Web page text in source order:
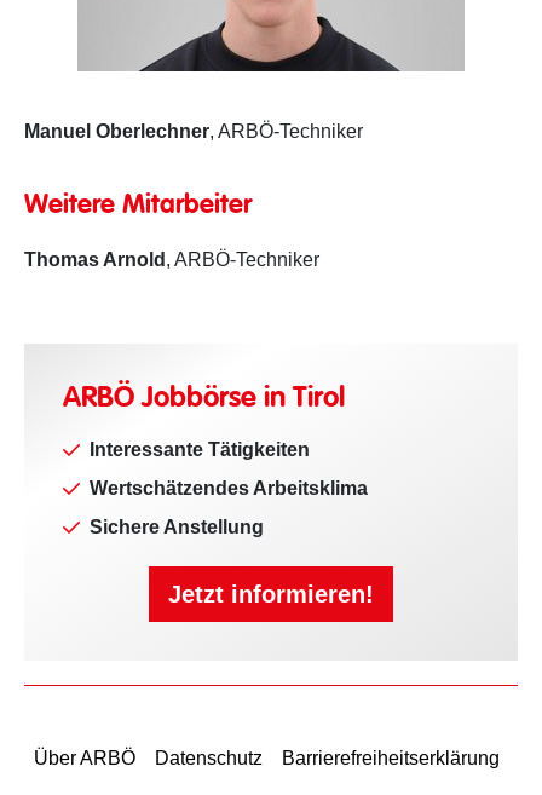
Manuel Oberlechner, ARBÖ-Techniker
Weitere Mitarbeiter
Thomas Arnold , ARBÖ-Techniker
ARBÖ Jobbörse in Tirol
Interessante Tätigkeiten
Wertschätzendes Arbeitsklima
Sichere Anstellung
Jetzt informieren!
Über ARBÖ Datenschutz Barrierefreiheitserklärung